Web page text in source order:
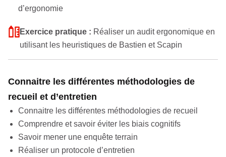
d’ergonomie
Exercice pratique : Réaliser un audit ergonomique en
utilisant les heuristiques de Bastien et Scapin
Connaitre les différentes méthodologies de
recueil et d’entretien
Connaitre les différentes méthodologies de recueil
Comprendre et savoir éviter les biais cognitifs
Savoir mener une enquête terrain
Réaliser un protocole d’entretien